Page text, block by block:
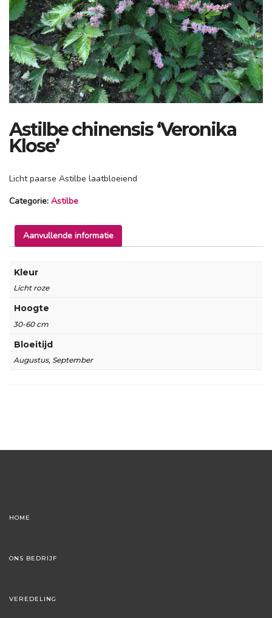
Astilbe chinensis ‘Veronika
Klose’
Licht paarse Astilbe laatbloeiend
Categorie: Astilbe
Aanvullende informatie
Kleur
Licht roze
Hoogte
30-60 cm
Bloeitijd
Augustus, September
HOME
ONS BEDRIJF
VEREDELING